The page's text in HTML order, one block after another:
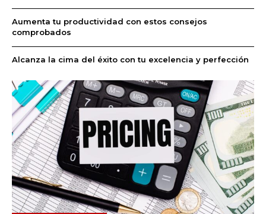
Aumenta tu productividad con estos consejos
comprobados
Alcanza la cima del éxito con tu excelencia y perfección